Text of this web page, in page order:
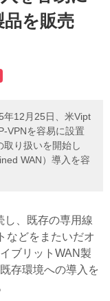
を販売
年12月25日、米Vipt
VPNを容易に設置
取り扱いを開始し
WAN）導入を容
、既存の専用線
などをまたいだオ
ブリットWAN製
存環境への導入を